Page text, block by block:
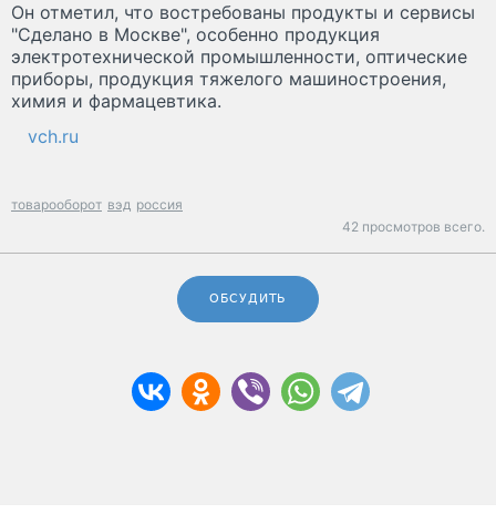
Он отметил, что востребованы продукты и сервисы
"Сделано в Москве", особенно продукция
электротехнической промышленности, оптические
приборы, продукция тяжелого машиностроения,
химия и фармацевтика.
vch.ru
товарооборот вэд россия
42 просмотров всего.
ОБСУДИТЬ